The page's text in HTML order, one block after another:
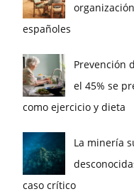
españoles
Prevención
el 45% se
como ejercicio y dieta
La minería
caso crítico